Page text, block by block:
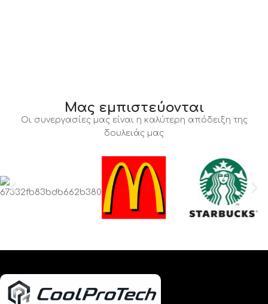
Μας εμπιστεύονται
Οι συνεργασίες μας είναι η καλύτερη απόδειξη της
δουλειάς μας